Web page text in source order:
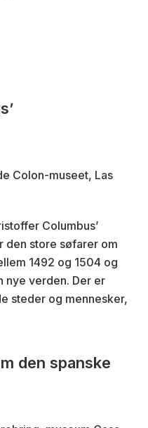
Columbus’
store søfarer om
1492 og 1504 og
nye verden. Der er
steder og mennesker,
den spanske